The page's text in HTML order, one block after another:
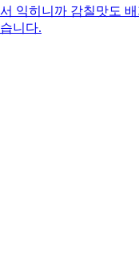
익히니까 감칠맛도
니다.